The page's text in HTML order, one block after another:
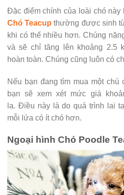
Đặc điểm chính của loài chó
Chó Teacup thường được sinh
khi có thể nhiều hơn. Chúng
và sẽ chỉ tăng lên khoảng 2.5
hoàn toàn. Chúng cũng luôn có
Nếu bạn đang tìm mua một chú
bạn sẽ xem xét mức giá
la. Điều này là do quá trình lai
mỗi lứa có ít chó hơn.
Ngoại hình Chó Poodle